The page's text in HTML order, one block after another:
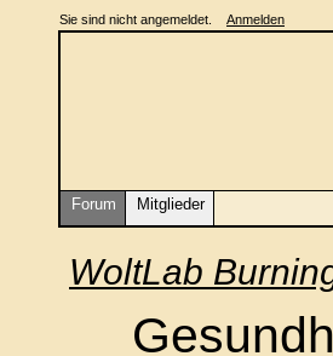
Sie sind nicht angemeldet. Anmelden
Forum Mitglieder
WoltLab